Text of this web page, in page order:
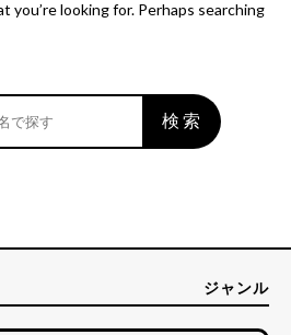
you’re looking for. Perhaps searching
検索
ジャンル